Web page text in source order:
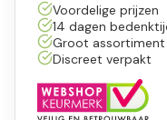
Voordelige prijzen
14 dagen
Groot assortiment
Discreet verpakt